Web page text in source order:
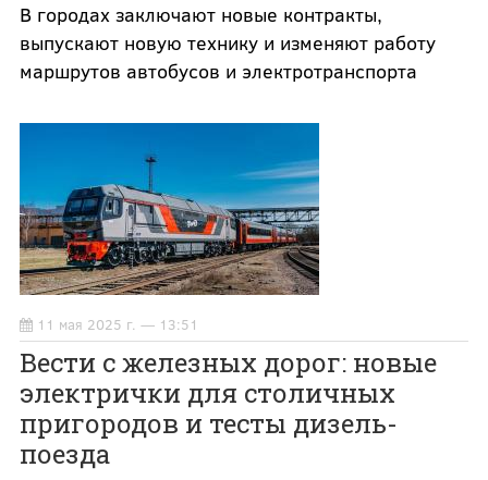
В городах заключают новые контракты,
выпускают новую технику и изменяют работу
маршрутов автобусов и электротранспорта
11 мая 2025 г. — 13:51
Вести с железных дорог: новые
электрички для столичных
пригородов и тесты дизель-
поезда